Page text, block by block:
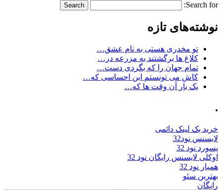
Search for:
نوشته‌های تازه
تو مخدری هستی به نام عشق…
کلاغ ها برگشتند به مزرعه در…
تمام جهان را که بگردی دست…
کاش می تونستم این احساسی که…
یک بار آن وقت ها که…
.
خرید بک لینک دائمی
لایسنس نود32
پسورد نود 32
اوکلی لایسنس رایگان نود 32
همیار نود 32
بهترین سئو
رایگان